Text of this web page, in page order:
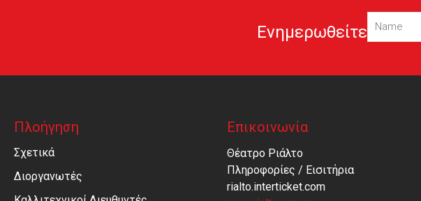
Ενημερωθείτε
Name
(Required)
Πλοήγηση
Σχετικά
Διοργανωτές
Επικοινωνία
Θέατρο Ριάλτο
Πληροφορίες / Εισιτήρια
rialto.interticket.com